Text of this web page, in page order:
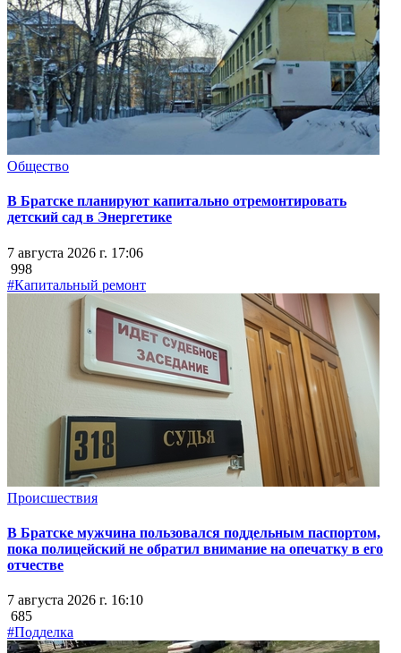
Общество
В Братске планируют капитально отремонтировать
детский сад в Энергетике
7 августа 2026 г. 17:06
998
#Капитальный ремонт
Происшествия
В Братске мужчина пользовался поддельным паспортом,
пока полицейский не обратил внимание на опечатку в его
отчестве
7 августа 2026 г. 16:10
685
#Подделка